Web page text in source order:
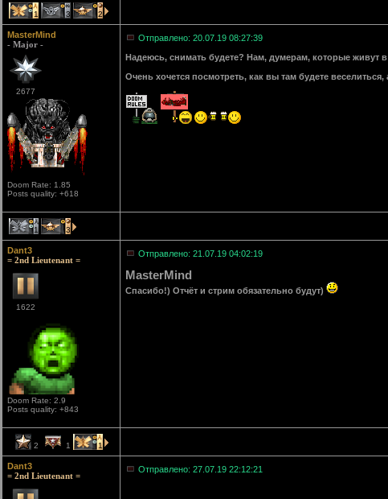
1 3 2
MasterMind
- Major -
2677
Doom Rate: 1.85
Posts quality: +618
Отправлено: 20.07.19 08:27:39
Надеюсь, снимать будете? Нам, думерам, которые живут
Очень хочется посмотреть, как вы там будете
1 3
Dant3
= 2nd Lieutenant =
1622
Doom Rate: 2.9
Posts quality: +843
Отправлено: 21.07.19 04:02:19
MasterMind
Спасибо!) Отчёт и стрим обязательно будут)
2 1 1
Dant3
= 2nd Lieutenant =
Отправлено: 27.07.19 22:12:21